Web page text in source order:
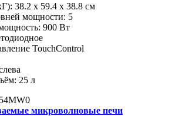
38.2 x 59.4 x 38.8 см
мощности: 5
900 Вт
TouchControl
25 л
микроволновые печи